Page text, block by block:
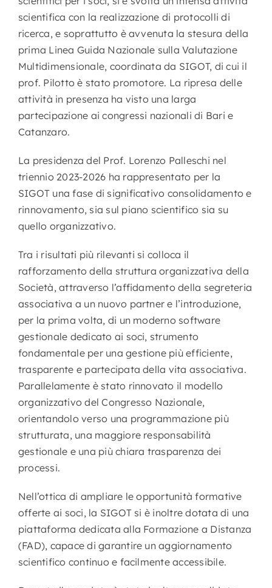
scientifica con la realizzazione di protocolli di
ricerca, e soprattutto è avvenuta la stesura della
prima Linea Guida Nazionale sulla Valutazione
Multidimensionale, coordinata da SIGOT, di cui il
prof. Pilotto è stato promotore. La ripresa delle
attività in presenza ha visto una larga
partecipazione ai congressi nazionali di Bari e
Catanzaro.
La presidenza del Prof. Lorenzo Palleschi nel
triennio 2023-2026 ha rappresentato per la
SIGOT una fase di significativo consolidamento e
rinnovamento, sia sul piano scientifico sia su
quello organizzativo.
Tra i risultati più rilevanti si colloca il
rafforzamento della struttura organizzativa della
Società, attraverso l’affidamento della segreteria
associativa a un nuovo partner e l’introduzione,
per la prima volta, di un moderno software
gestionale dedicato ai soci, strumento
fondamentale per una gestione più efficiente,
trasparente e partecipata della vita associativa.
Parallelamente è stato rinnovato il modello
organizzativo del Congresso Nazionale,
orientandolo verso una programmazione più
strutturata, una maggiore responsabilità
gestionale e una più chiara trasparenza dei
processi.
Nell’ottica di ampliare le opportunità formative
offerte ai soci, la SIGOT si è inoltre dotata di una
piattaforma dedicata alla Formazione a Distanza
(FAD), capace di garantire un aggiornamento
scientifico continuo e facilmente accessibile.